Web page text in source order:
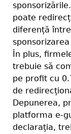
poate
diferență
În plus,
trebuie să
pe profit cu
de
Depunerea,
platforma e-
declarația,